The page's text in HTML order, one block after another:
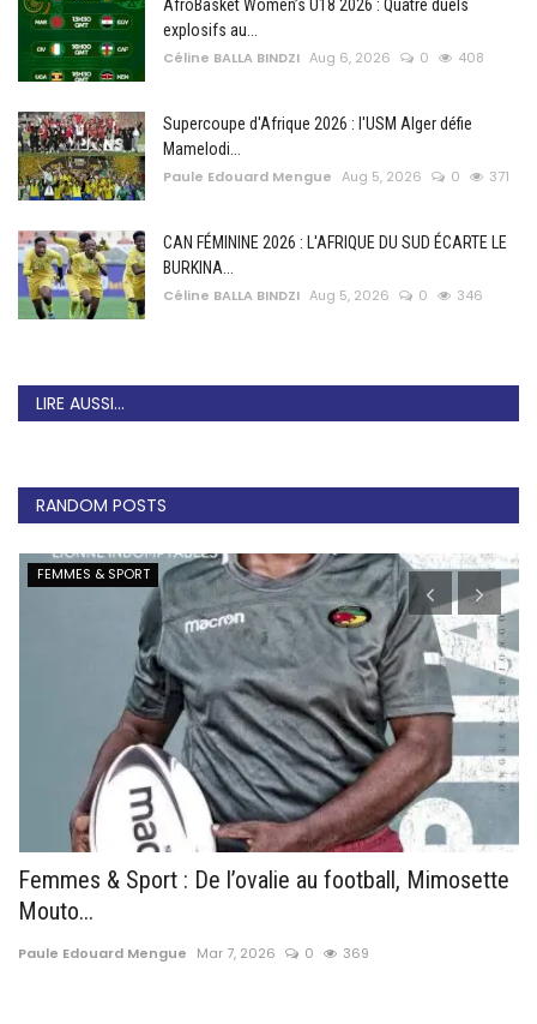
AfroBasket Women’s U18 2026 : Quatre duels
explosifs au...
Céline BALLA BINDZI Aug 6, 2026 0 408
Supercoupe d'Afrique 2026 : l'USM Alger défie
Mamelodi...
Paule Edouard Mengue Aug 5, 2026 0 371
CAN FÉMININE 2026 : L'AFRIQUE DU SUD ÉCARTE LE
BURKINA...
Céline BALLA BINDZI Aug 5, 2026 0 346
LIRE AUSSI...
RANDOM POSTS
FEMMES & SPORT
Femmes & Sport : De l’ovalie au football, Mimosette
Mouto...
Paule Edouard Mengue Mar 7, 2026 0 369